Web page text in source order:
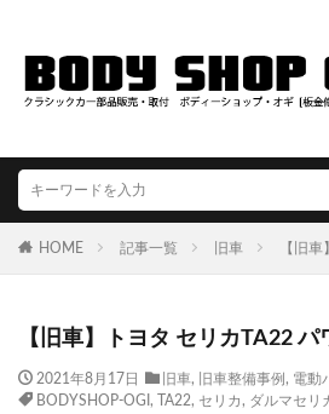
HOME 記事一覧 旧車 【旧
【旧車】トヨタ セリカTA22
2021年8月17日 旧車, 旧車整備事例 , 電動
BODYSHOP-OGI , TA22, セリカ , ダルマセリ